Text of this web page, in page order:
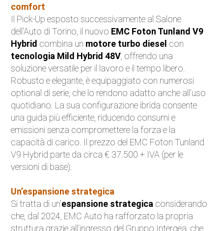
comfort
Il Pick-Up esposto successivamente al Salone
dell'Auto di Torino, il nuovo EMC Foton Tunland V9
Hybrid combina un motore turbo diesel con
tecnologia Mild Hybrid 48V , offrendo una
soluzione versatile per il lavoro e il tempo libero.
Robusto e elegante, è equipaggiato con numerosi
optional di serie, che lo rendono adatto anche all’uso
quotidiano. La sua configurazione ibrida consente
una guida più efficiente, riducendo consumi e
emissioni senza compromettere la forza e la
capacità di carico. Il prezzo del EMC Foton Tunland
V9 Hybrid parte da circa € 37.500 + IVA (per le
versioni di base).
Un’espansione strategica
Si tratta di un’espansione strategica considerando
che, dal 2024, EMC Auto ha rafforzato la propria
struttura grazie all’ingresso del Gruppo Intergea, che